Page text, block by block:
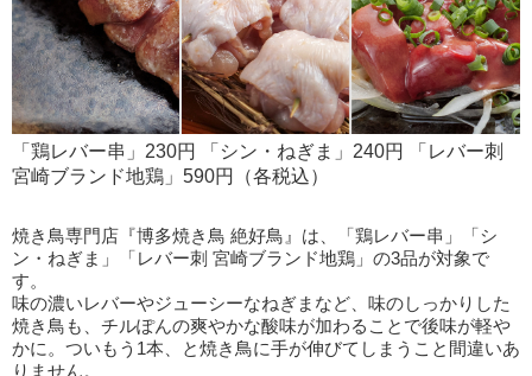
「鶏レバー串」230円 「シン・ねぎま」240円 「レバー刺
宮崎ブランド地鶏」590円（各税込）
焼き鳥専門店『博多焼き鳥 絶好鳥』は、「鶏レバー串」「シ
ン・ねぎま」「レバー刺 宮崎ブランド地鶏」の3品が対象で
す。
味の濃いレバーやジューシーなねぎまなど、味のしっかりした
焼き鳥も、チルぽんの爽やかな酸味が加わることで後味が軽や
かに。ついもう1本、と焼き鳥に手が伸びてしまうこと間違いあ
りません。